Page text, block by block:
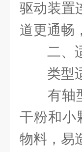
驱动装置
道更通畅
二、
类型
有轴
干粉和小
物料，易